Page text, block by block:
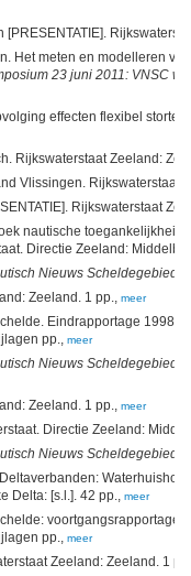
[PRESENTATIE].
Het meten en modelleren
23 juni 2011: VNSC
effecten flexibel
Rijkswaterstaat Zeeland:
Vlissingen. Rijkswaterstaat
Rijkswaterstaat
nautische
Directie Zeeland:
Nieuws Scheldegebied
Zeeland. 1 pp.,
meer
Eindrapportage 1998-
pp.,
meer
Nieuws Scheldegebied
Zeeland. 1 pp., meer
Directie Zeeland:
Nieuws Scheldegebied
Delta: [s.l.]. 42 pp.,
meer
voortgangsrapportage
pp.,
meer
Zeeland: Zeeland. 1